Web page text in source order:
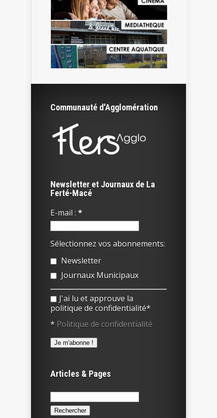
Communauté d'Agglomération
Newsletter et Journaux de La
Ferté-Macé
E-mail : *
Sélectionnez vos abonnements:
Newsletter
Journaux Municipaux
J'ai lu et approuve la
politique de confidentialité*
* Politique de confidentialité
Articles & Pages
Rechercher :